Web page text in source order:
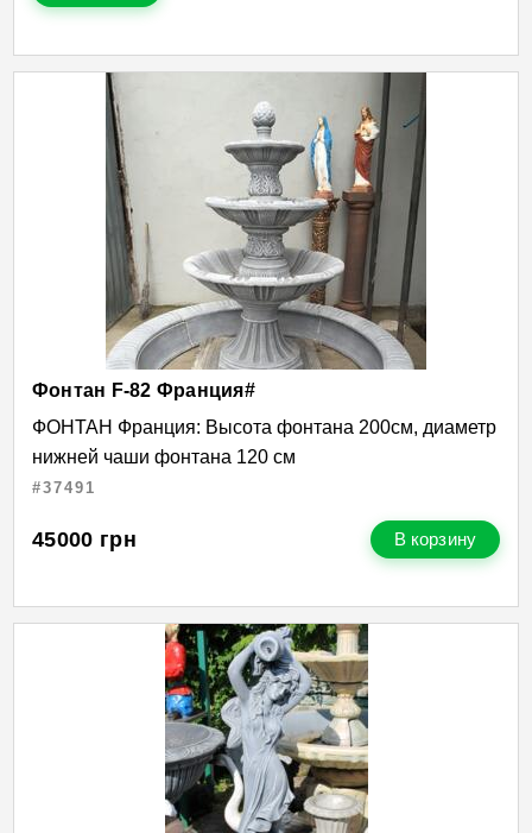
Фонтан F-82 Франция#
ФОНТАН Франция: Высота фонтана 200см, диаметр
нижней чаши фонтана 120 см
#37491
45000 грн В корзину